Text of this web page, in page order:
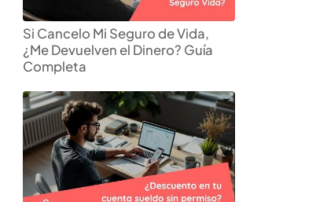
Si Cancelo Mi Seguro de Vida,
¿Me Devuelven el Dinero? Guía
Completa